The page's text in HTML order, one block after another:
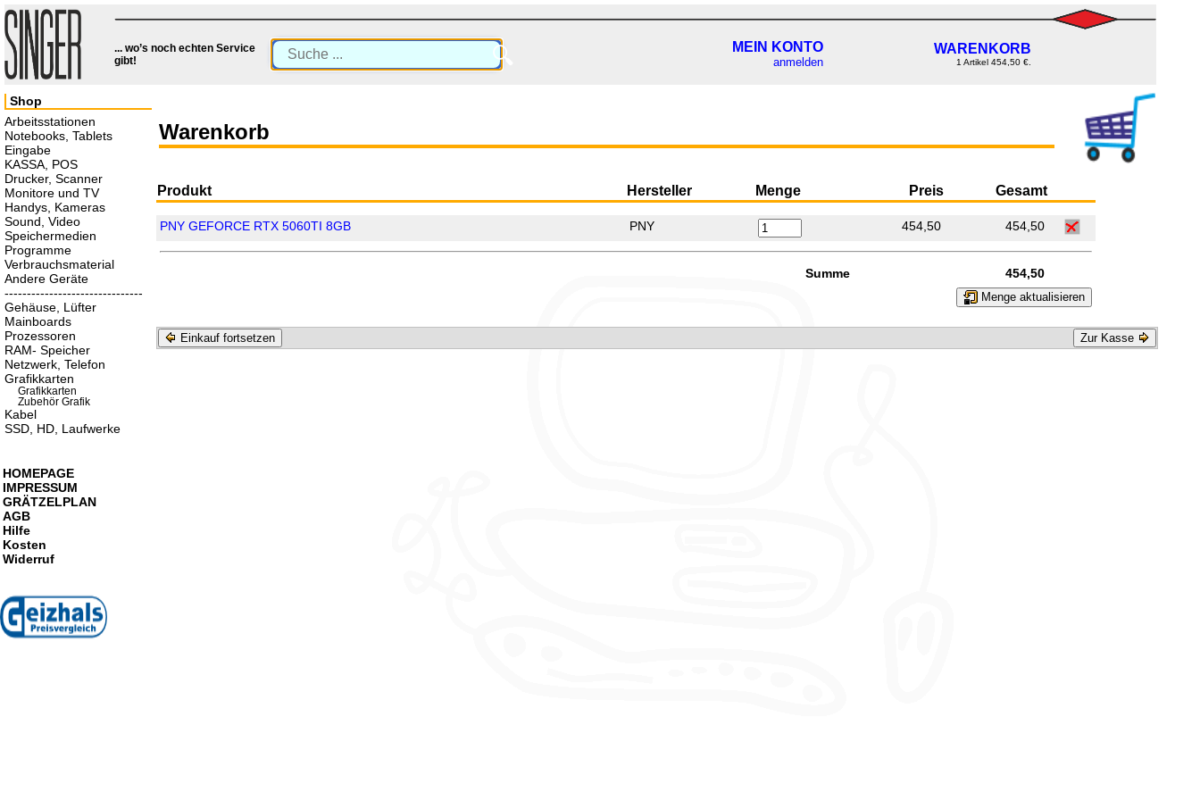
... wo’s noch echten Service
gibt!
🔍 MEIN KONTO
anmelden
WARENKORB
1 Artikel 454,50 €.
Warenkorb
Produkt Hersteller Menge Preis Gesamt
PNY GEFORCE RTX 5060TI 8GB PNY 454,50 454,50
Summe 454,50
Menge aktualisieren
Einkauf fortsetzen Zur Kasse
Shop
Arbeitsstationen
Notebooks, Tablets
Eingabe
KASSA, POS
Drucker, Scanner
Monitore und TV
Handys, Kameras
Sound, Video
Speichermedien
Programme
Verbrauchsmaterial
Andere Geräte
-------------------------------
Gehäuse, Lüfter
Mainboards
Prozessoren
RAM- Speicher
Netzwerk, Telefon
Grafikkarten
Grafikkarten
Zubehör Grafik
Kabel
SSD, HD, Laufwerke
HOMEPAGE
IMPRESSUM
GRÄTZELPLAN
AGB
Hilfe
Kosten
Widerruf